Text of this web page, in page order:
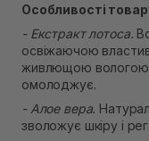
Особливості
- Екстракт лотоса.
освіжаючою
живлющою вологою
омолоджує.
- Алое вера.
зволожує шкіру і